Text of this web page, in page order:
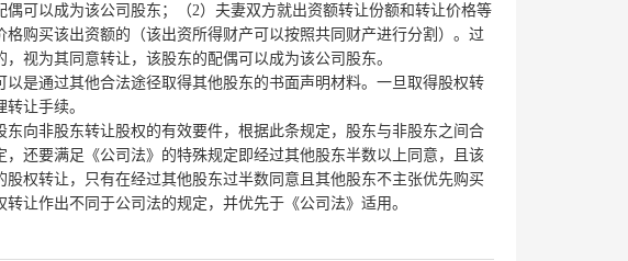
可以成为该公司股东；（2）夫妻双方就出资额转让份额和转让价格等
购买该出资额的（该出资所得财产可以按照共同财产进行分割）。过
视为其同意转让，该股东的配偶可以成为该公司股东。
通过其他合法途径取得其他股东的书面声明材料。一旦取得股权转
让手续。
非股东转让股权的有效要件，根据此条规定，股东与非股东之间合
还要满足《公司法》的特殊规定即经过其他股东半数以上同意，且该
权转让，只有在经过其他股东过半数同意且其他股东不主张优先购买
让作出不同于公司法的规定，并优先于《公司法》适用。